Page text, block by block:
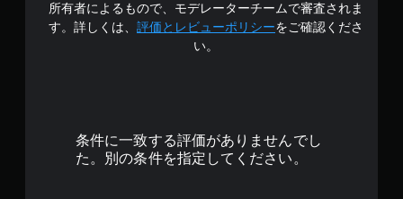
3
所有者によるもので、モデレーターチームで審査されま
す。詳しくは、 評価とレビューポリシーをご確認くださ
い。
条件に一致する評価がありませんでし
た。別の条件を指定してください。